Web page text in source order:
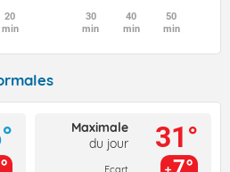
20
min
30
min
40
min
50
min
Maximale
du jour
Ecart
31°